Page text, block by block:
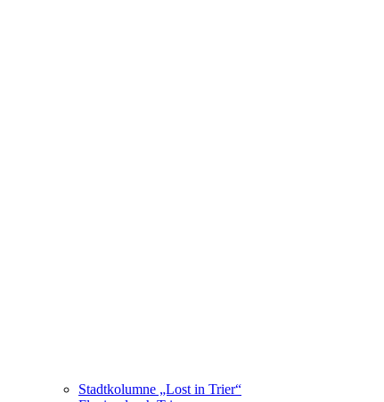
Stadtkolumne „Lost in Trier“